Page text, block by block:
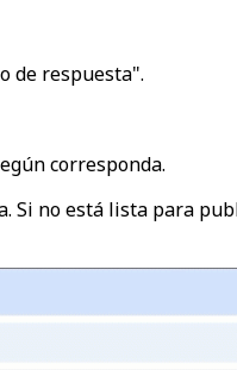
de respuesta".
corresponda.
no está lista para